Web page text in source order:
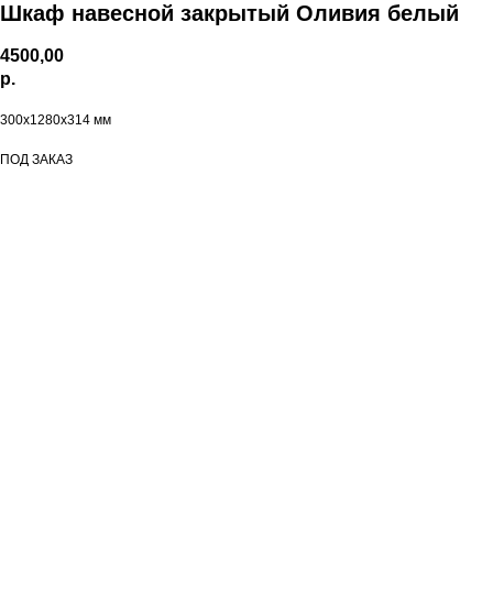
Шкаф навесной закрытый Оливия белый
4500,00
р.
300х1280х314 мм
ПОД ЗАКАЗ